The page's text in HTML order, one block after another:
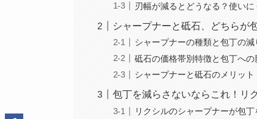
刃幅が減るとどうなる？使い
シャープナーと砥石、どちらが
シャープナーの種類と包丁の減
砥石の価格帯別特徴と包丁への
シャープナーと砥石のメリッ
包丁を減らさないならこれ！リ
リクシルのシャープナーが包